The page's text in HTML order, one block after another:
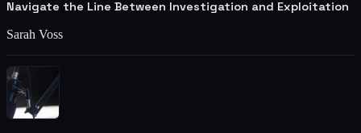
Navigate the Line Between Investigation and Exploitation
Sarah Voss